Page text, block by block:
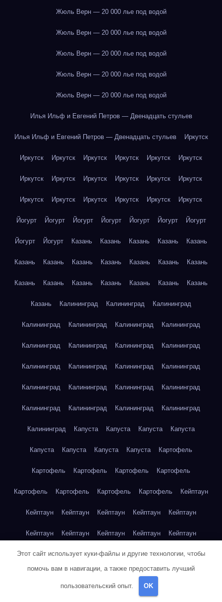
Жюль Верн — 20 000 лье под водой
Жюль Верн — 20 000 лье под водой
Жюль Верн — 20 000 лье под водой
Жюль Верн — 20 000 лье под водой
Жюль Верн — 20 000 лье под водой
Илья Ильф и Евгений Петров — Двенадцать стульев
Илья Ильф и Евгений Петров — Двенадцать стульев Иркутск
Иркутск Иркутск Иркутск Иркутск Иркутск Иркутск
Иркутск Иркутск Иркутск Иркутск Иркутск Иркутск
Иркутск Иркутск Иркутск Иркутск Иркутск Иркутск
Йогурт Йогурт Йогурт Йогурт Йогурт Йогурт Йогурт
Йогурт Йогурт Казань Казань Казань Казань Казань
Казань Казань Казань Казань Казань Казань Казань
Казань Казань Казань Казань Казань Казань Казань
Казань Калининград Калининград Калининград
Калининград Калининград Калининград Калининград
Калининград Калининград Калининград Калининград
Калининград Калининград Калининград Калининград
Калининград Калининград Калининград Калининград
Калининград Калининград Калининград Калининград
Калининград Капуста Капуста Капуста Капуста
Капуста Капуста Капуста Капуста Картофель
Картофель Картофель Картофель Картофель
Картофель Картофель Картофель Картофель Кейптаун
Кейптаун Кейптаун Кейптаун Кейптаун Кейптаун
Кейптаун Кейптаун Кейптаун Кейптаун Кейптаун
Кейптаун Кейптаун Кейптаун Кейптаун Кейптаун
Кейптаун
Клубника
Этот сайт использует куки-файлы и другие технологии, чтобы
помочь вам в навигации, а также предоставить лучший
пользовательский опыт. OK